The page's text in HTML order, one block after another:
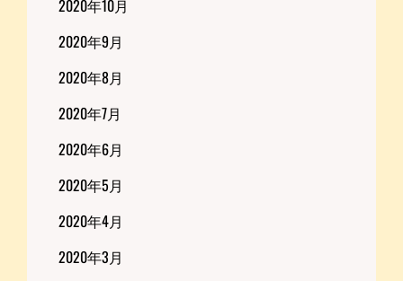
2020年10月
2020年9月
2020年8月
2020年7月
2020年6月
2020年5月
2020年4月
2020年3月